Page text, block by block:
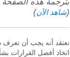
(شاهد الآن)
نعتقد أنه يجب أن تعرف
اتخاذ أفضل القرارات